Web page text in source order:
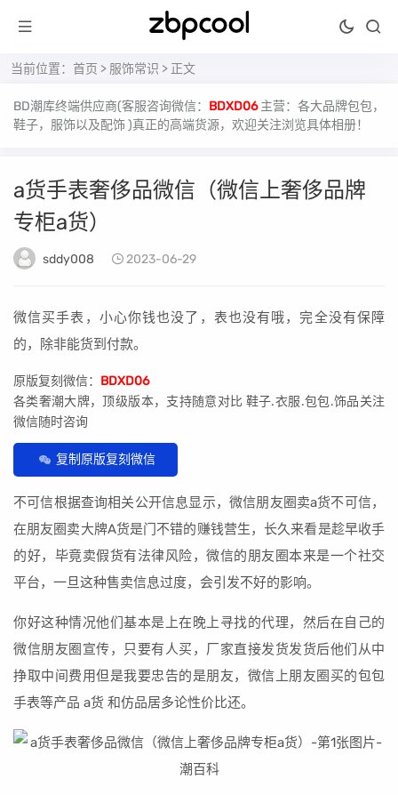
当前位置： 首页 > 服饰常识 > 正文
BD潮库终端供应商(客服咨询微信： BDXD06 主营：各大品牌包包，
鞋子，服饰以及配饰 )真正的高端货源，欢迎关注浏览具体相册！
a货手表奢侈品微信（微信上奢侈品牌
专柜a货）
sddy008 2023-06-29
微信买手表，小心你钱也没了，表也没有哦，完全没有保障
的，除非能货到付款。
原版复刻微信： BDXD06
各类奢潮大牌，顶级版本，支持随意对比 鞋子.衣服.包包.饰品关注
微信随时咨询
复制原版复刻微信
不可信根据查询相关公开信息显示，微信朋友圈卖a货不可信，
在朋友圈卖大牌A货是门不错的赚钱营生，长久来看是趁早收手
的好，毕竟卖假货有法律风险，微信的朋友圈本来是一个社交
平台，一旦这种售卖信息过度，会引发不好的影响。
你好这种情况他们基本是上在晚上寻找的代理，然后在自己的
微信朋友圈宣传，只要有人买，厂家直接发货发货后他们从中
挣取中间费用但是我要忠告的是朋友，微信上朋友圈买的包包
手表等产品 a货 和仿品居多论性价比还。